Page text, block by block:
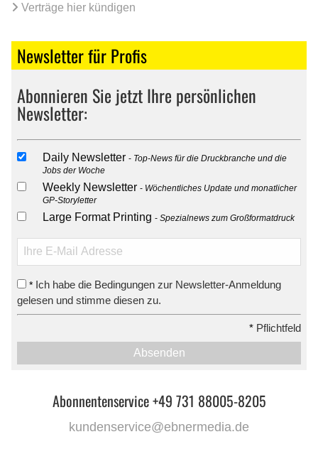
Verträge hier kündigen
Newsletter für Profis
Abonnieren Sie jetzt Ihre persönlichen
Newsletter:
Daily Newsletter
Top-News für die Druckbranche und die
Jobs der Woche
Weekly Newsletter
Wöchentliches Update und monatlicher
GP-Storyletter
Large Format Printing Spezialnews zum Großformatdruck
* Ich habe die Bedingungen zur Newsletter-Anmeldung
gelesen und stimme diesen zu.
* Pflichtfeld
Absenden
Abonnentenservice +49 731 88005-8205
kundenservice@ebnermedia.de